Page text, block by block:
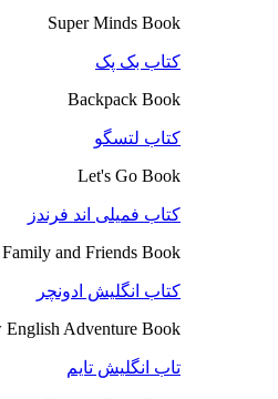
Super Minds Book
کتاب بک پک
Backpack Book
کتاب لتسگو
Let's Go Book
کتاب فمیلی اند فرندز
Family and Friends Book
کتاب انگلیش ادونچر
English Adventure Book
تاب انگلیش تایم